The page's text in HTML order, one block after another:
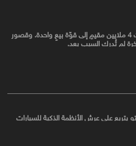
دُبي حوّلت 4 ملايين مقيمٍ إلى قوّة بيعٍ واحدة. وقصور
لم تُدرك السبب بعد.
يتربع علي عرش الأنظمة الذكية للسيارات